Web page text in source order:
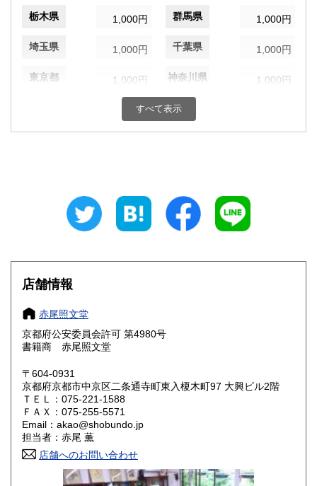
栃木県 1,000円 群馬県 1,000円
埼玉県 1,000円 千葉県 1,000円
東京都 1,000円 神奈川県 1,000円
1,000円 富山県
1,000円 静岡県
1,000円 三重県
滋賀県 1,000円 京都府 1,000円
大阪府
奈良県
鳥取県
岡山県 1,000円 広島県 1,000円
山口県 1,000円
香川県
1,000円 福岡県
すべて表示
店舗情報
赤尾照文堂
京都府公安委員会許可 第4980号
書籍商 赤尾照文堂
〒604-0931
京都府京都市中京区二条通寺町東入榎木町97 大興ビル2階
ＴＥＬ：075-221-1588
ＦＡＸ：075-255-5571
Email：akao@shobundo.jp
担当者：赤尾 薫
店舗へのお問い合わせ